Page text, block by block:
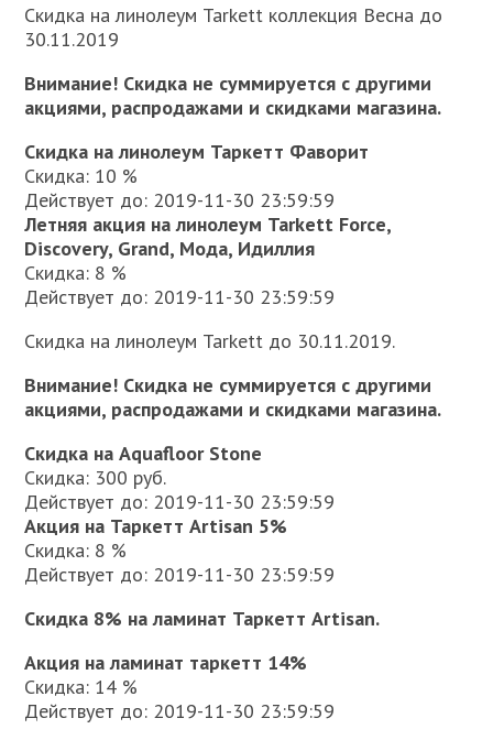
Скидка на линолеум Tarkett коллекция Весна до
30.11.2019
Внимание! Скидка не суммируется с другими
акциями, распродажами и скидками магазина.
Скидка на линолеум Таркетт Фаворит
Скидка: 10 %
Действует до: 2019-11-30 23:59:59
Летняя акция на линолеум Tarkett Force,
Discovery, Grand, Мода, Идиллия
Скидка: 8 %
Действует до: 2019-11-30 23:59:59
Скидка на линолеум Tarkett до 30.11.2019.
Внимание! Скидка не суммируется с другими
акциями, распродажами и скидками магазина.
Скидка на Aquafloor Stone
Скидка: 300 руб.
Действует до: 2019-11-30 23:59:59
Акция на Таркетт Artisan 5%
Скидка: 8 %
Действует до: 2019-11-30 23:59:59
Скидка 8% на ламинат Таркетт Artisan.
Акция на ламинат таркетт 14%
Скидка: 14 %
Действует до: 2019-11-30 23:59:59